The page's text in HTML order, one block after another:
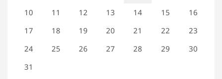
10
11 12 13 14 15
16
17
18 19 20 21 22
23
24
25 26 27 28 29
30
31